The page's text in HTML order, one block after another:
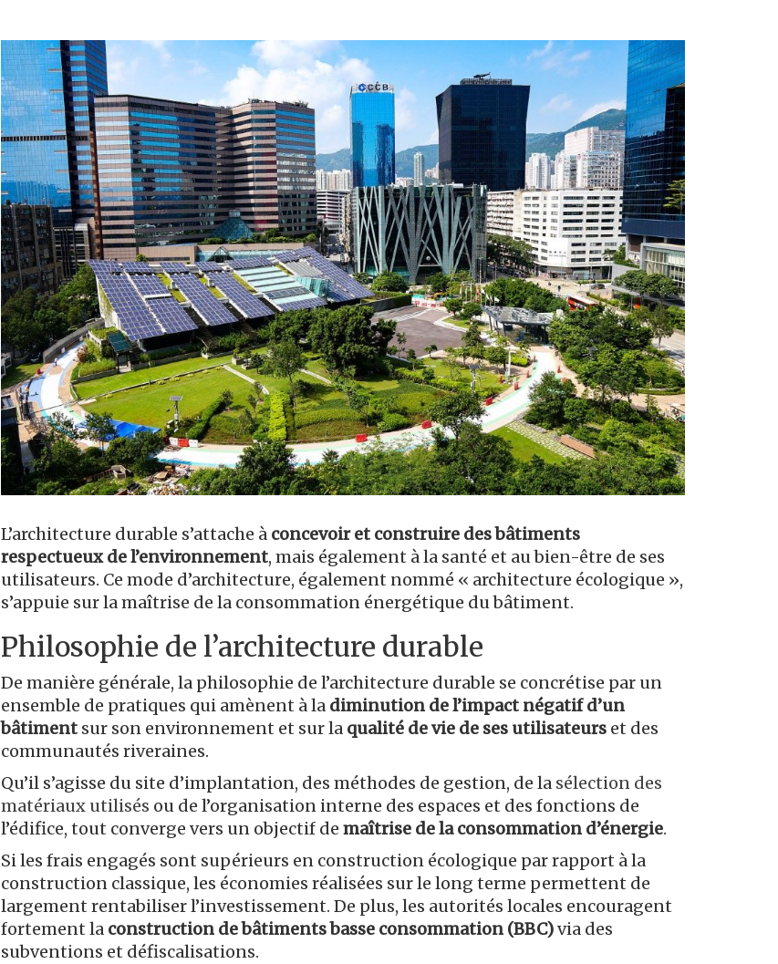
L’architecture durable s’attache à concevoir et construire des bâtiments
respectueux de l’environnement, mais également à la santé et au bien-être de ses
utilisateurs. Ce mode d’architecture, également nommé « architecture écologique »,
s’appuie sur la maîtrise de la consommation énergétique du bâtiment.
Philosophie de l’architecture durable
De manière générale, la philosophie de l’architecture durable se concrétise par un
ensemble de pratiques qui amènent à la diminution de l’impact négatif d’un
bâtiment sur son environnement et sur la qualité de vie de ses utilisateurs et des
communautés riveraines.
Qu’il s’agisse du site d’implantation, des méthodes de gestion, de la sélection des
matériaux utilisés ou de l’organisation interne des espaces et des fonctions de
l’édifice, tout converge vers un objectif demaîtrise de la consommation d’énergie.
Si les frais engagés sont supérieurs en construction écologique par rapport à la
construction classique, les économies réalisées sur le long terme permettent de
largement rentabiliser l’investissement. De plus, les autorités locales encouragent
fortement la construction de bâtiments basse consommation (BBC)via des
subventions et défiscalisations.